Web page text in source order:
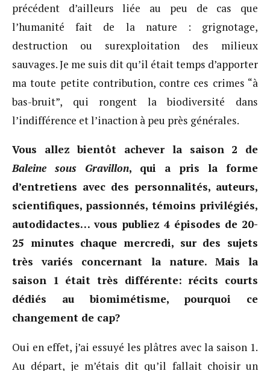
précédent d’ailleurs liée au peu de cas que
l’humanité fait de la nature : grignotage,
destruction ou surexploitation des milieux
sauvages. Je me suis dit qu’il était temps d’apporter
ma toute petite contribution, contre ces crimes “à
bas-bruit”, qui rongent la biodiversité dans
l’indifférence et l’inaction à peu près générales.
Vous allez bientôt achever la saison 2 de
Baleine sous Gravillon, qui a pris la forme
d’entretiens avec des personnalités, auteurs,
scientifiques, passionnés, témoins privilégiés,
autodidactes… vous publiez 4 épisodes de 20-
25 minutes chaque mercredi, sur des sujets
très variés concernant la nature. Mais la
saison 1 était très différente: récits courts
dédiés au biomimétisme, pourquoi ce
changement de cap?
Oui en effet, j’ai essuyé les plâtres avec la saison 1.
Au départ, je m’étais dit qu’il fallait choisir un